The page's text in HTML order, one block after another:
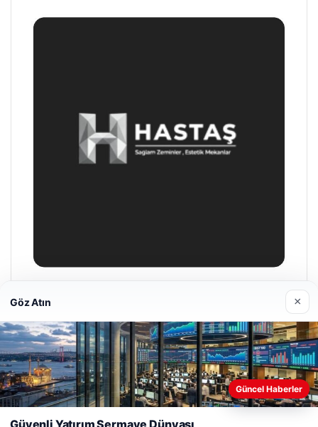
Hastaş Beton
Web sitemizi nasıl kullandığınızı daha iyi anlayabilmek,
deneyiminizi kişiselleştirmek ve geliştirmek amacıyla çerezler
Göz Atın ×
Güncel Haberler
Güvenli Yatırım Sermaye Dünyası